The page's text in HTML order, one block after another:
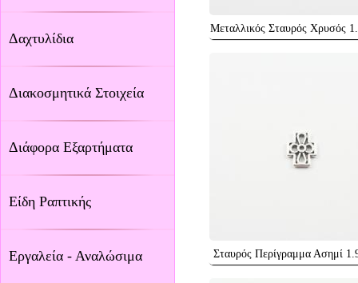
Δαχτυλίδια
Διακοσμητικά Στοιχεία
Διάφορα Εξαρτήματα
Είδη Ραπτικής
Εργαλεία - Αναλώσιμα
Μεταλλικός Σταυρός Χρυσός
Σταυρός Περίγραμμα Ασημί